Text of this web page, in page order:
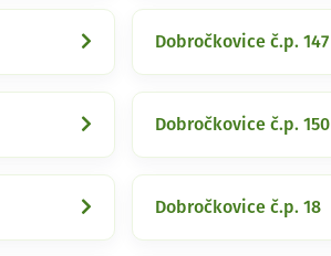
Dobročkovice č.p. 147
Dobročkovice č.p. 150
Dobročkovice č.p. 18